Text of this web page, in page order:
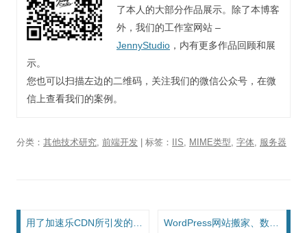
了本人的大部分作品展示。除了本博客
外，我们的工作室网站 –
JennyStudio ，内有更多作品回顾和展
示。
您也可以扫描左边的二维码，关注我们的微信公众号，在微
信上查看我们的案例。
分类： 其他技术研究 前端开发 | 标签： IIS MIME类型 字体 服务器
文章导航